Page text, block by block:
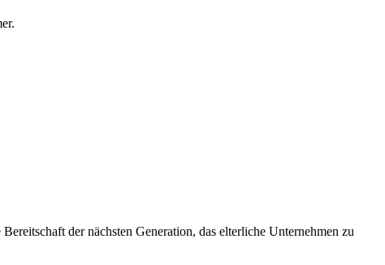
der nächsten Generation, das elterliche Unternehmen zu